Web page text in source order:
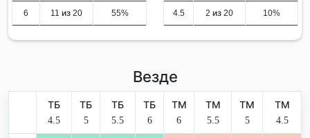
6 11 из 20 55% 4.5 2 из 20 10%
Везде
ТБ
4.5
ТБ
5
ТБ
5.5
ТБ
6
ТМ
6
ТМ
5.5
ТМ
5
ТМ
4.5